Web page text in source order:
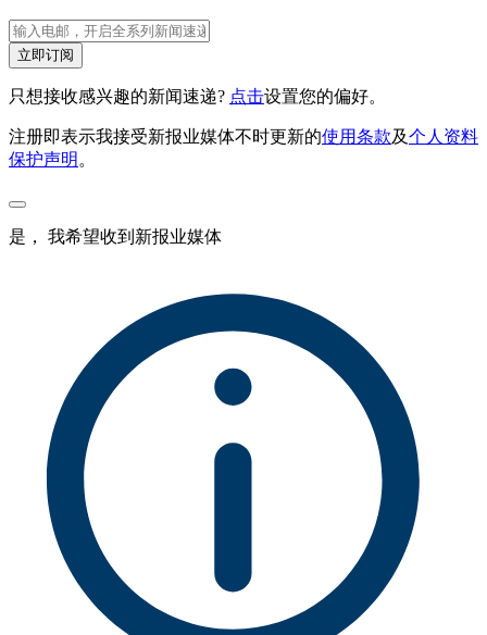
立即订阅
只想接收感兴趣的新闻速递? 点击设置您的偏好。
注册即表示我接受新报业媒体不时更新的使用条款及个人资料
保护声明 。
是， 我希望收到新报业媒体